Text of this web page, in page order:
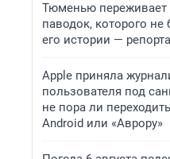
Тюменью переживает
паводок, которого не
его истории —
Apple приняла
пользователя под
не пора ли
Android или «Аврору»